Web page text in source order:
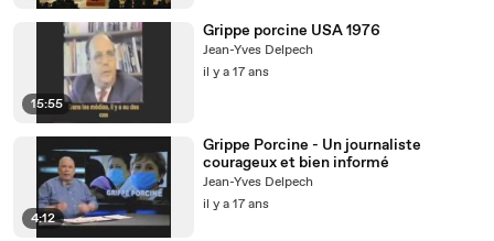
15:55
Grippe porcine USA 1976
Jean-Yves Delpech
il y a 17 ans
4:12
Grippe Porcine - Un journaliste
courageux et bien informé
Jean-Yves Delpech
il y a 17 ans